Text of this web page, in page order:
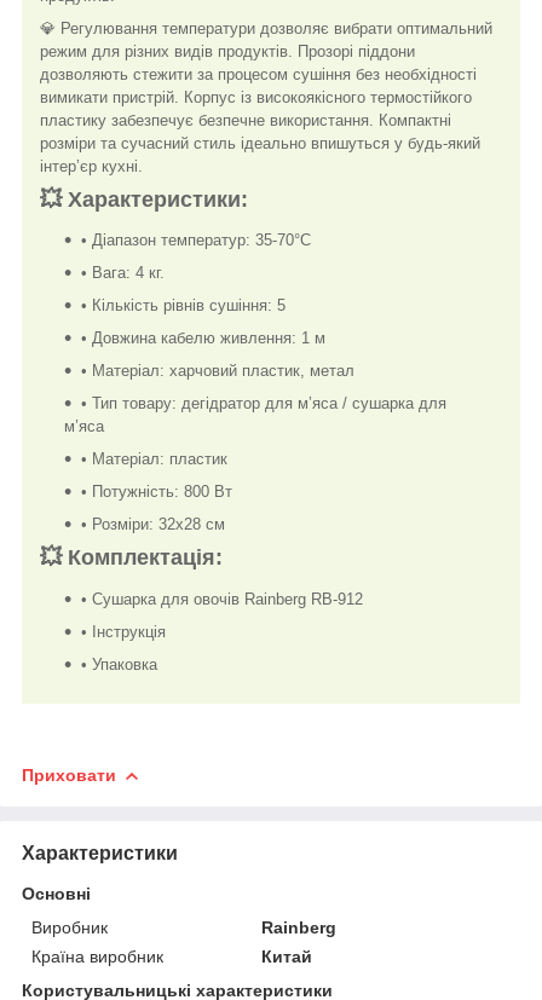
💎 Регулювання температури дозволяє вибрати оптимальний
режим для різних видів продуктів. Прозорі піддони
дозволяють стежити за процесом сушіння без необхідності
вимикати пристрій. Корпус із високоякісного термостійкого
пластику забезпечує безпечне використання. Компактні
розміри та сучасний стиль ідеально впишуться у будь-який
інтер’єр кухні.
💥 Характеристики:
• Діапазон температур: 35-70°C
• Вага: 4 кг.
• Кількість рівнів сушіння: 5
• Довжина кабелю живлення: 1 м
• Матеріал: харчовий пластик, метал
• Тип товару: дегідратор для м’яса / сушарка для
м’яса
• Матеріал: пластик
• Потужність: 800 Вт
• Розміри: 32х28 см
💥 Комплектація:
• Сушарка для овочів Rainberg RB-912
• Інструкція
• Упаковка
Приховати
Характеристики
Основні
Виробник
Rainberg
Країна виробник
Китай
Користувальницькі характеристики